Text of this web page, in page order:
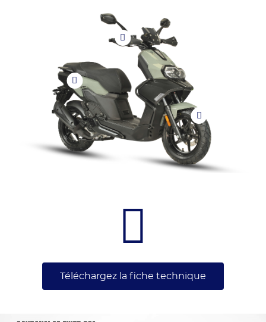
Téléchargez la fiche technique